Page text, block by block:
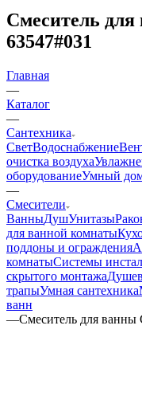
Смеситель
63547#031
Главная
—
Каталог
—
Сантехника
СветВодоснабжение
очистка воздуха
оборудованиеУмный
—
Смесители
ВанныДушУнитазы
для ванной комнаты
поддоны и ограждения
комнатыСистемы
скрытого монтажа
трапыУмная сантехника
ванн
—Смеситель для ванны